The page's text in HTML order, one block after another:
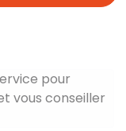
pour
vous conseiller